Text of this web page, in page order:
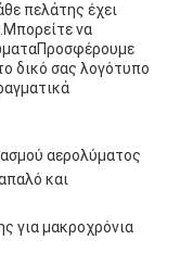
πελάτης έχει
να
δικό σας λογότυπο
αερολύματος
και
για μακροχρόνια